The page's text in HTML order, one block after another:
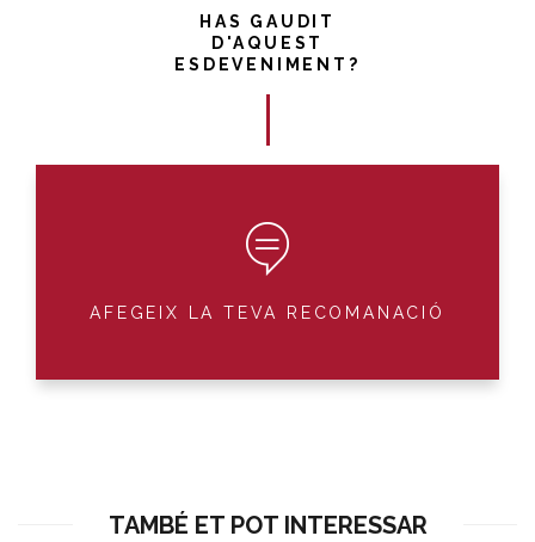
HAS GAUDIT
D'AQUEST
ESDEVENIMENT?
AFEGEIX LA TEVA RECOMANACIÓ
TAMBÉ ET POT INTERESSAR